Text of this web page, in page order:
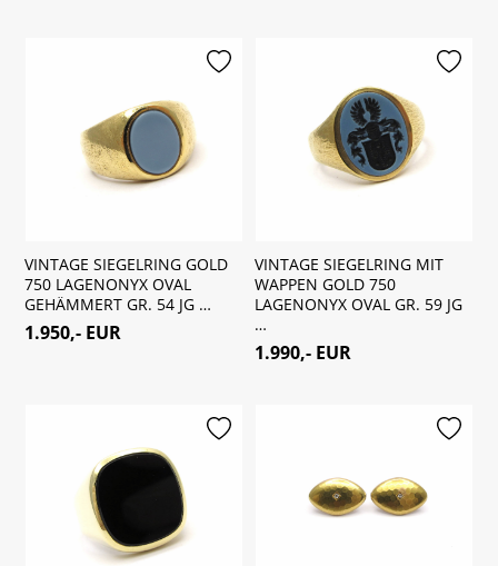
merken
VINTAGE SIEGELRING GOLD
750 LAGENONYX OVAL
GEHÄMMERT GR. 54 JG …
1.950,- EUR
merken
VINTAGE SIEGELRING MIT
WAPPEN GOLD 750
LAGENONYX OVAL GR. 59 JG
…
1.990,- EUR
merken merken